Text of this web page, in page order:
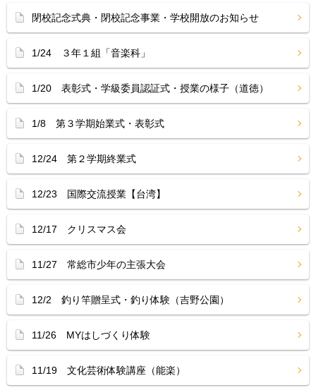
閉校記念式典・閉校記念事業・学校開放のお知らせ
1/24 ３年１組「音楽科」
1/20 表彰式・学級委員認証式・授業の様子（道徳）
1/8 第３学期始業式・表彰式
12/24 第２学期終業式
12/23 国際交流授業【台湾】
12/17 クリスマス会
11/27 常総市少年の主張大会
12/2 釣り竿贈呈式・釣り体験（吉野公園）
11/26 MYはしづくり体験
11/19 文化芸術体験講座（能楽）